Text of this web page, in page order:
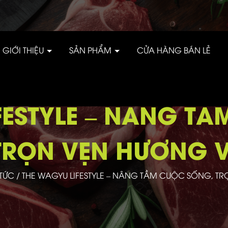
GIỚI THIỆU SẢN PHẨM CỬA HÀNG BÁN LẺ
– NÂNG
VẸN HƯƠNG
/ THE WAGYU LIFESTYLE – NÂNG TẦM CUỘC SỐNG,